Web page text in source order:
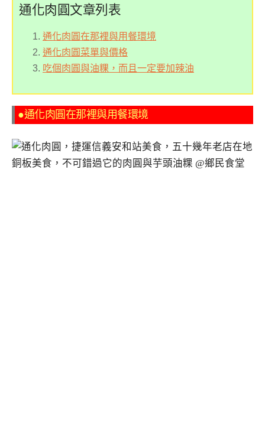
通化肉圓文章列表
通化肉圓在那裡與用餐環境
通化肉圓菜單與價格
吃個肉圓與油粿，而且一定要加辣油
●通化肉圓在那裡與用餐環境